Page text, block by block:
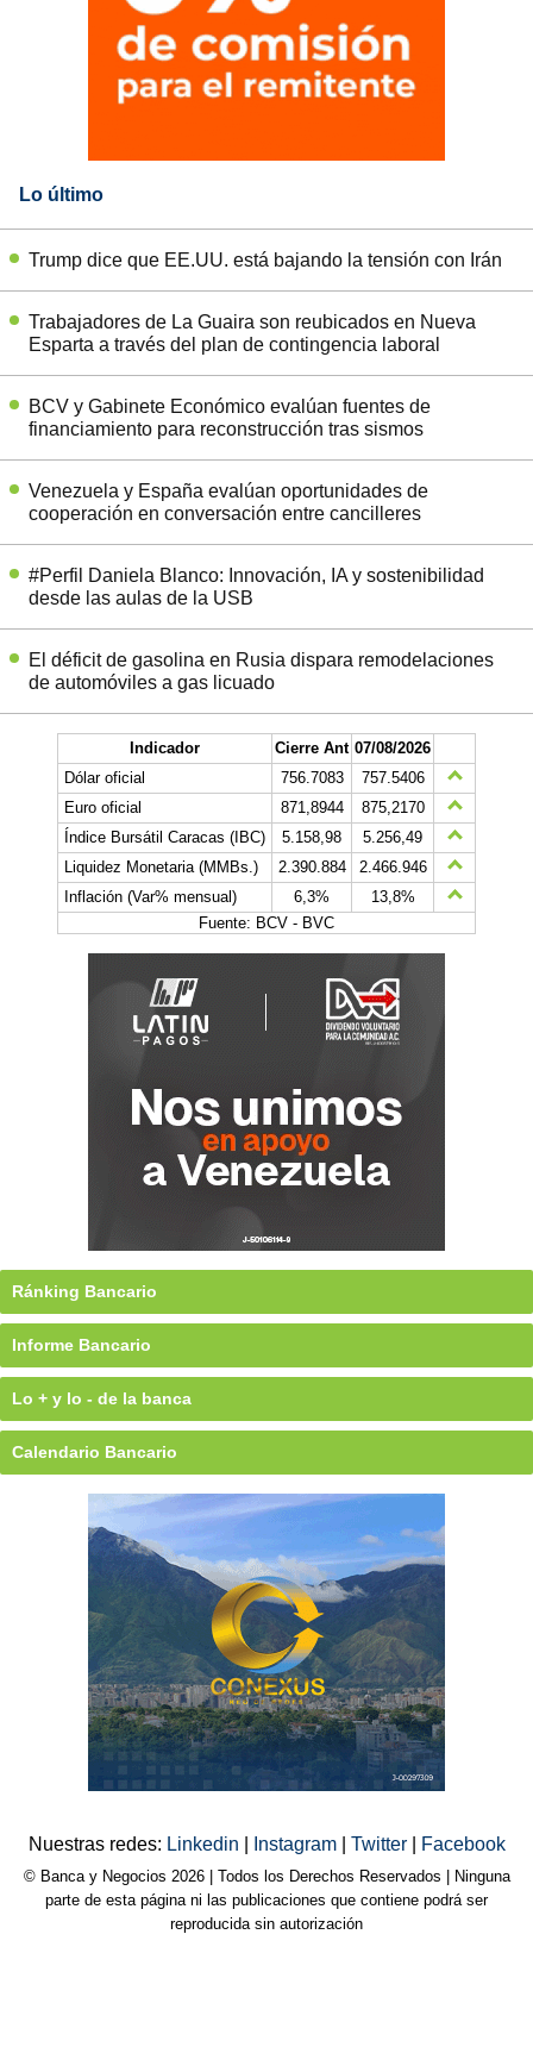
Lo último
Trump dice que EE.UU. está bajando la tensión con Irán
Trabajadores de La Guaira son reubicados en Nueva
Esparta a través del plan de contingencia laboral
BCV y Gabinete Económico evalúan fuentes de
financiamiento para reconstrucción tras sismos
Venezuela y España evalúan oportunidades de
cooperación en conversación entre cancilleres
#Perfil Daniela Blanco: Innovación, IA y sostenibilidad
desde las aulas de la USB
El déficit de gasolina en Rusia dispara remodelaciones
de automóviles a gas licuado
Indicador Cierre Ant 07/08/2026
Dólar oficial
756.7083
757.5406
Euro oficial
871,8944
875,2170
Índice Bursátil Caracas (IBC)
5.158,98
5.256,49
Liquidez Monetaria (MMBs.)
2.390.884
2.466.946
Inflación (Var% mensual)
6,3%
13,8%
Fuente: BCV - BVC
Ránking Bancario
Informe Bancario
Lo + y lo - de la banca
Calendario Bancario
Nuestras redes: Linkedin Instagram Twitter Facebook
© Banca y Negocios 2026 | Todos los Derechos Reservados | Ninguna
parte de esta página ni las publicaciones que contiene podrá ser
reproducida sin autorización